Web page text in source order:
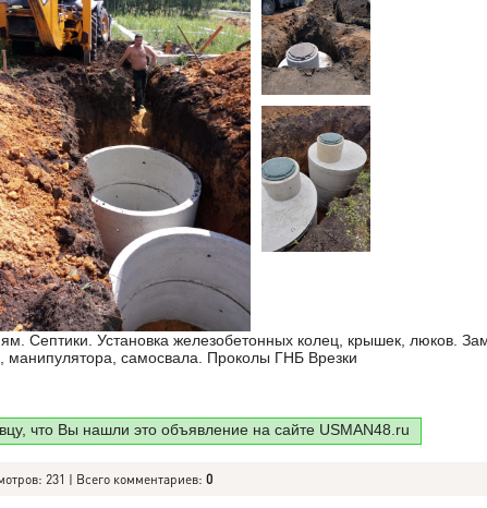
Септики. Установка железобетонных колец, крышек, люков.
манипулятора, самосвала. Проколы ГНБ Врезки
что Вы нашли это объявление на сайте USMAN48.ru
231 | Всего комментариев: 0